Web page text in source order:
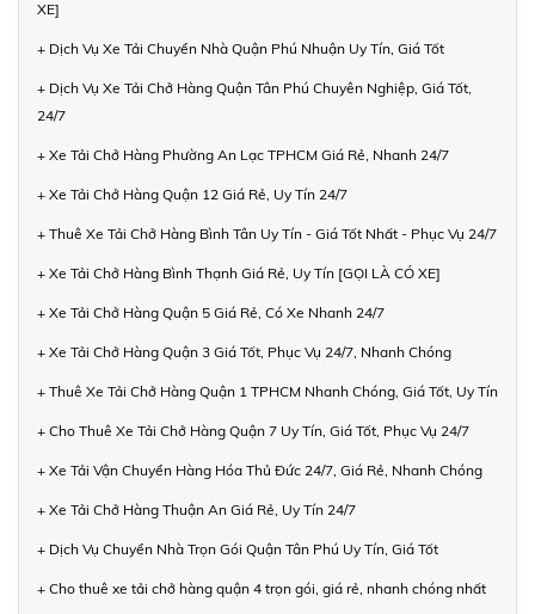
XE]
+ Dịch Vụ Xe Tải Chuyển Nhà Quận Phú Nhuận Uy Tín, Giá Tốt
+ Dịch Vụ Xe Tải Chở Hàng Quận Tân Phú Chuyên Nghiệp, Giá Tốt,
24/7
+ Xe Tải Chở Hàng Phường An Lạc TPHCM Giá Rẻ, Nhanh 24/7
+ Xe Tải Chở Hàng Quận 12 Giá Rẻ, Uy Tín 24/7
+ Thuê Xe Tải Chở Hàng Bình Tân Uy Tín - Giá Tốt Nhất - Phục Vụ 24/7
+ Xe Tải Chở Hàng Bình Thạnh Giá Rẻ, Uy Tín [GỌI LÀ CÓ XE]
+ Xe Tải Chở Hàng Quận 5 Giá Rẻ, Có Xe Nhanh 24/7
+ Xe Tải Chở Hàng Quận 3 Giá Tốt, Phục Vụ 24/7, Nhanh Chóng
+ Thuê Xe Tải Chở Hàng Quận 1 TPHCM Nhanh Chóng, Giá Tốt, Uy Tín
+ Cho Thuê Xe Tải Chở Hàng Quận 7 Uy Tín, Giá Tốt, Phục Vụ 24/7
+ Xe Tải Vận Chuyển Hàng Hóa Thủ Đức 24/7, Giá Rẻ, Nhanh Chóng
+ Xe Tải Chở Hàng Thuận An Giá Rẻ, Uy Tín 24/7
+ Dịch Vụ Chuyển Nhà Trọn Gói Quận Tân Phú Uy Tín, Giá Tốt
+ Cho thuê xe tải chở hàng quận 4 trọn gói, giá rẻ, nhanh chóng nhất